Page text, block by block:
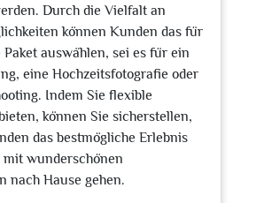
Durch die Vielfalt an
können Kunden das für
Paket auswählen, sei es für ein
eine Hochzeitsfotografie oder
Indem Sie flexible
können Sie sicherstellen,
das bestmögliche Erlebnis
wunderschönen
nach Hause gehen.